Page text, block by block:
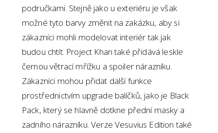
područkami. Stejně jako u exteriéru je však
možné tyto barvy změnit na zakázku, aby si
zákazníci mohli modelovat interiér tak jak
budou chtít. Project Khan také přidává leskle
černou větrací mřížku a spoiler nárazníku.
Zákazníci mohou přidat další funkce
prostřednictvím upgrade balíčků, jako je Black
Pack, který se hlavně dotkne přední masky a
zadního nárazníku. Verze Vesuvius Edition také